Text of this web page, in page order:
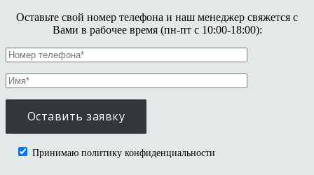
Оставьте свой номер телефона и наш менеджер свяжется с
Вами в рабочее время (пн-пт с 10:00-18:00):
Принимаю политику конфиденциальности